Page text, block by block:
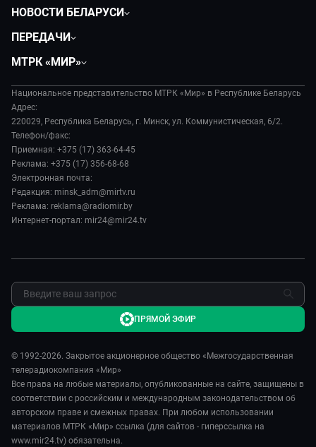
НОВОСТИ БЕЛАРУСИ
Экономика
Происшествия
Наука и технологии
Здоровье и медицина
Авто
Культура
Спорт
ПЕРЕДАЧИ
Все как у людей
Вместе выгодно
Евразия. Культурно
Евразия. Регионы
Наши иностранцы
Пять причин поехать в...
Сделано в Содружестве
МТРК «МИР»
История
Руководство
Лица мира
Новости
Пресса о нас
Карьера
Реклама
Национальное представительство МТРК «Мир» в Республике Беларусь
Адрес:
220029, Республика Беларусь, г. Минск, ул. Коммунистическая, 6/2.
Телефон/факс:
Приемная: +375 (17) 363-64-45
Реклама: +375 (17) 356-68-68
Электронная почта:
Редакция: minsk_adm@mirtv.ru
Реклама: reklama@radiomir.by
Интернет-портал: mir24@mir24.tv
© 1992-2026. Закрытое акционерное общество «Межгосударственная
телерадиокомпания «Мир»
Все права на любые материалы, опубликованные на сайте, защищены в
соответствии с российским и международным законодательством об
авторском праве и смежных правах. При любом использовании
материалов МТРК «Мир» ссылка (для сайтов - гиперссылка на
www.mir24.tv) обязательна.
ПРЯМОЙ ЭФИР